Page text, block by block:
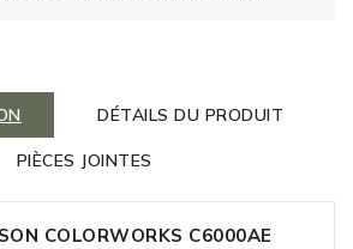
DÉTAILS DU PRODUIT
PIÈCES JOINTES
COLORWORKS C6000AE